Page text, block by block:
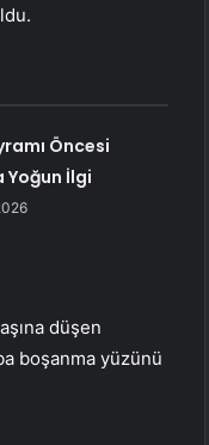
Öncesi
Yoğun İlgi
düşen
boşanma yüzünü